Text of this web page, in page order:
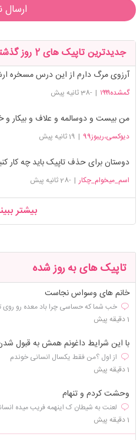
ارسال
جدیدترین تاپیک های 2 روز گذشته
آرزوی مرگ دارم از این درس مسخره
گمشده۱۹۹۹ | -38 ثانیه پیش
من بیست و دوسالمه و علاف و بیکار و
دیوکسی،ریبوز99 | 19 ثانیه پیش
دوستان برای حذف تاپیک باید چه کار
اسم_میخوام_چکار | -28 ثانیه پیش
بیشتر
تاپیک های به روز شده
خانم های وسواس نجاست
خب شما که حساسی چرا باد معده رو
1 دقیقه پیش
با این شرایط داغونم همش به قبول
از اول ؟من فقط یکسال انسانی خوندم
1 دقیقه پیش
وحشت کردم و تنهام
لعنت به شیطان ک اینهمه فریب میده
1 دقیقه پیش